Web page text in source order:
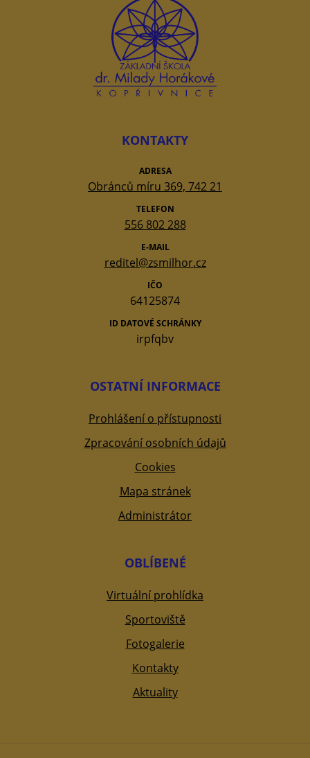
KONTAKTY
ADRESA
Obránců míru 369, 742 21
TELEFON
556 802 288
E-MAIL
reditel@zsmilhor.cz
IČO
64125874
ID DATOVÉ SCHRÁNKY
irpfqbv
OSTATNÍ INFORMACE
Prohlášení o přístupnosti
Zpracování osobních údajů
Cookies
Mapa stránek
Administrátor
OBLÍBENÉ
Virtuální prohlídka
Sportoviště
Fotogalerie
Kontakty
Aktuality